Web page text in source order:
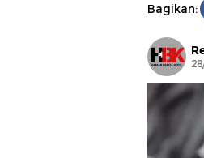
Bagikan: